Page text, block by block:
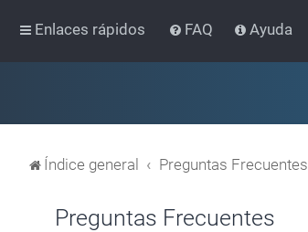
Enlaces rápidos FAQ Ayuda
Índice general Preguntas Frecuentes
Preguntas Frecuentes